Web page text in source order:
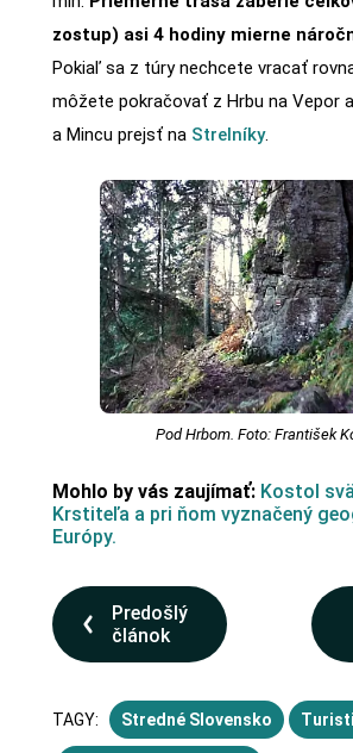
zostup) asi 4 hodiny mierne
Pokiaľ sa z túry nechcete vracať
môžete pokračovať z Hrbu na Vepor
a Mincu prejsť na Strelníky.
Pod Hrbom. Foto: František
Mohlo by vás zaujímať: Kostol
Krstiteľa a pri ňom vyznačený
Európy.
Predošlý
článok
TAGY: Stredné Slovensko